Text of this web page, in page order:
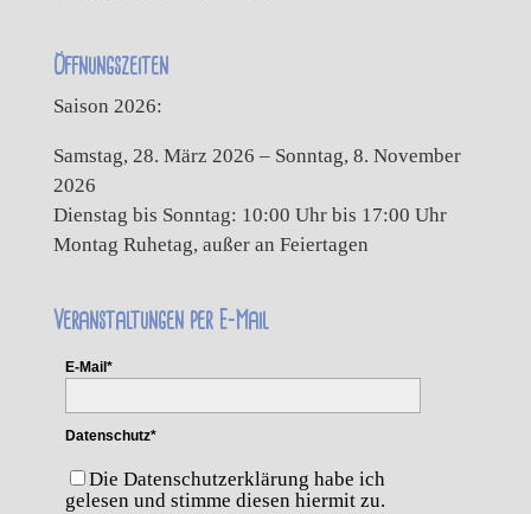
Öffnungszeiten
Saison 2026:
Samstag, 28. März 2026 – Sonntag, 8. November
2026
Dienstag bis Sonntag: 10:00 Uhr bis 17:00 Uhr
Montag Ruhetag, außer an Feiertagen
Veranstaltungen per E-Mail
E-Mail*
Datenschutz*
Die Datenschutzerklärung habe ich
gelesen und stimme diesen hiermit zu.